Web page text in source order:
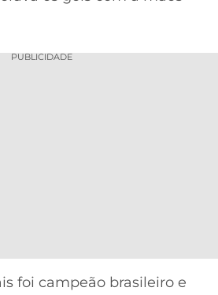
PUBLICIDADE
foi campeão brasileiro e